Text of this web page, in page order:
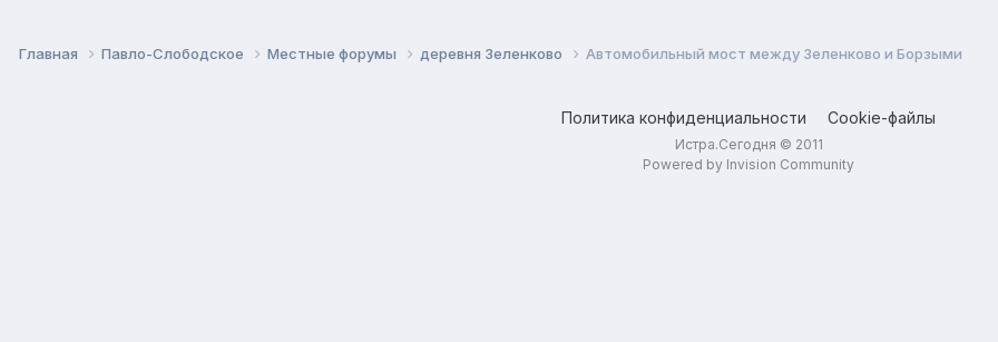
Главная Павло-Слободское Местные форумы деревня Зеленково Автомобильный мост между Зеленково и Борзыми
Политика конфиденциальности Cookie-файлы
Истра.Сегодня © 2011
Powered by Invision Community